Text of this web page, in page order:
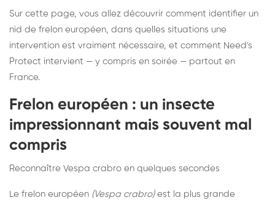
Sur cette page, vous allez découvrir comment identifier un
nid de frelon européen, dans quelles situations une
intervention est vraiment nécessaire, et comment Need's
Protect intervient — y compris en soirée — partout en
France.
Frelon européen : un insecte
impressionnant mais souvent mal
compris
Reconnaître Vespa crabro en quelques secondes
Le frelon européen (Vespa crabro)est la plus grande